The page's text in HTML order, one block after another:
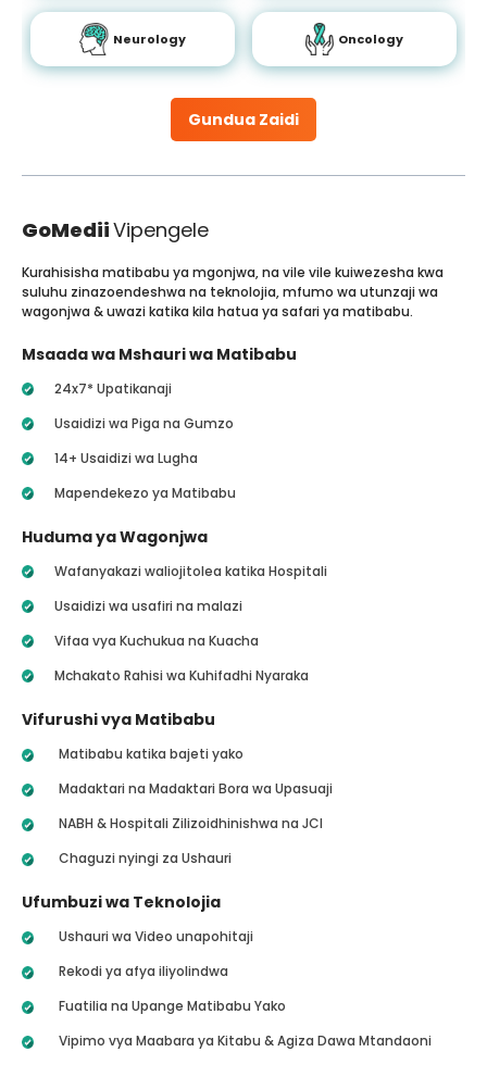
Gundua Zaidi
Neurology Oncology
GoMediiVipengele
Kurahisisha matibabu ya mgonjwa, na vile vile kuiwezesha kwa
suluhu zinazoendeshwa na teknolojia, mfumo wa utunzaji wa
wagonjwa & uwazi katika kila hatua ya safari ya matibabu.
Msaada wa Mshauri wa Matibabu
24x7* Upatikanaji
Usaidizi wa Piga na Gumzo
14+ Usaidizi wa Lugha
Mapendekezo ya Matibabu
Huduma ya Wagonjwa
Wafanyakazi waliojitolea katika Hospitali
Usaidizi wa usafiri na malazi
Vifaa vya Kuchukua na Kuacha
Mchakato Rahisi wa Kuhifadhi Nyaraka
Vifurushi vya Matibabu
Matibabu katika bajeti yako
Madaktari na Madaktari Bora wa Upasuaji
NABH & Hospitali Zilizoidhinishwa na JCI
Chaguzi nyingi za Ushauri
Ufumbuzi wa Teknolojia
Ushauri wa Video unapohitaji
Rekodi ya afya iliyolindwa
Fuatilia na Upange Matibabu Yako
Vipimo vya Maabara ya Kitabu & Agiza Dawa Mtandaoni